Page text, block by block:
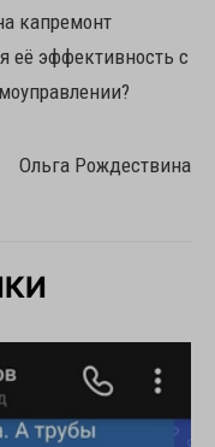
капремонт
её эффективность с
Ольга Рождествина